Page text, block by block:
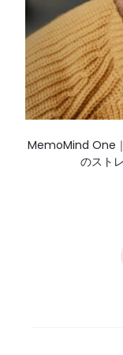
MemoMind One
のスト